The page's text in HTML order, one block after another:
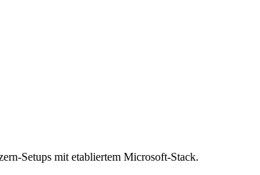
Setups mit etabliertem Microsoft-Stack.